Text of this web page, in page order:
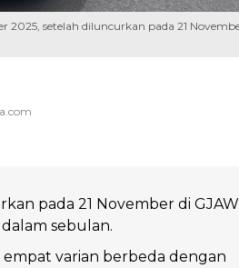
setelah diluncurkan pada 21
pada 21 November di
sebulan.
varian berbeda dengan